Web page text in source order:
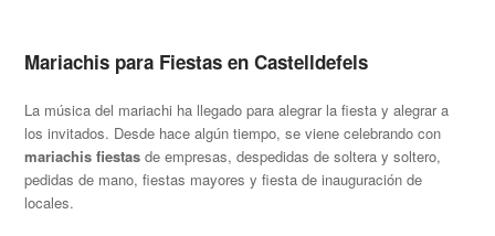
Mariachis para Fiestas en Castelldefels
La música del mariachi ha llegado para alegrar la fiesta y alegrar a
los invitados. Desde hace algún tiempo, se viene celebrando con
mariachis fiestas de empresas, despedidas de soltera y soltero,
pedidas de mano, fiestas mayores y fiesta de inauguración de
locales.